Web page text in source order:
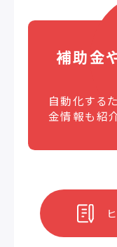
補助金
自動化する
金情報も紹介